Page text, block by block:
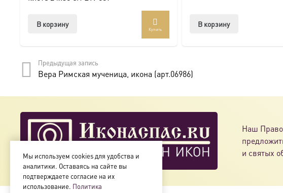
Доступна в стандартных размерах или может быть изготовлена под
Подписывайтесь на нашу группу ВКонтакте:
В корзину
Купить
В корзину
Предыдущая запись
Вера Римская мученица, икона (арт.06986)
Наш
и святых
Мы используем cookies для удобства и
аналитики. Оставаясь на сайте вы
подтверждаете согласие на их
использование. Политика